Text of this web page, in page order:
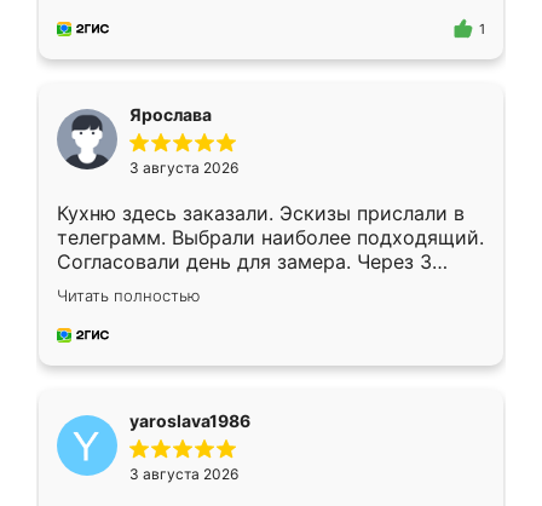
предложил по моему эскизу самый
1
Ярослава
3 августа 2026
Кухню здесь заказали. Эскизы прислали в
телеграмм. Выбрали наиболее подходящий.
Согласовали день для замера. Через 3
недели кухня была уже готова. Остались
довольны работой. Спасибо Ренессанс
мебель за качественную работу!
Читать полностью
yaroslava1986
3 августа 2026